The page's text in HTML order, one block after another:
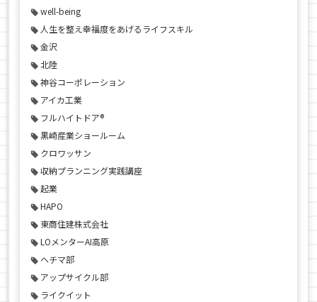
well-being
人生を整え幸福度をあげるライフスキル
金沢
北陸
神谷コーポレーション
アイカ工業
フルハイトドア®
黒崎産業ショールーム
クロワッサン
収納プランニング実践講座
起業
HAPO
東商住建株式会社
LOメンターAI高原
ヘチマ部
アップサイクル部
ライクイット